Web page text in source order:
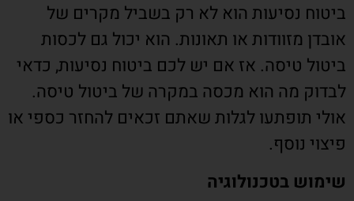
ביטוח נסיעות הוא לא רק בשביל מקרים של
אובדן מזוודות או תאונות. הוא יכול גם לכסות
ביטול טיסה. אז אם יש לכם ביטוח נסיעות, כדאי
לבדוק מה הוא מכסה במקרה של ביטול טיסה.
אולי תופתעו לגלות שאתם זכאים להחזר כספי או
פיצוי נוסף.
שימוש בטכנולוגיה